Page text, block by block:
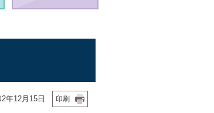
12月15日 印刷